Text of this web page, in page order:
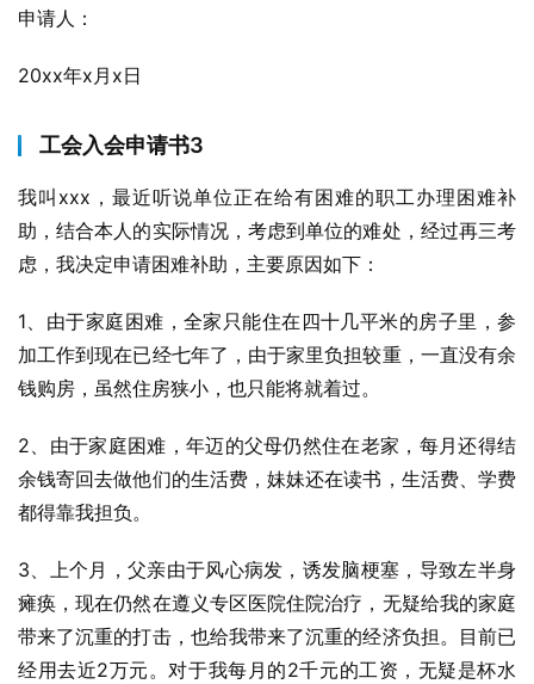
申请人：
20xx年x月x日
工会入会申请书3
我叫xxx，最近听说单位正在给有困难的职工办理困难补
助，结合本人的实际情况，考虑到单位的难处，经过再三考
虑，我决定申请困难补助，主要原因如下：
1、由于家庭困难，全家只能住在四十几平米的房子里，参
加工作到现在已经七年了，由于家里负担较重，一直没有余
钱购房，虽然住房狭小，也只能将就着过。
2、由于家庭困难，年迈的父母仍然住在老家，每月还得结
余钱寄回去做他们的生活费，妹妹还在读书，生活费、学费
都得靠我担负。
3、上个月，父亲由于风心病发，诱发脑梗塞，导致左半身
瘫痪，现在仍然在遵义专区医院住院治疗，无疑给我的家庭
带来了沉重的打击，也给我带来了沉重的经济负担。目前已
经用去近2万元。对于我每月的2千元的工资，无疑是杯水